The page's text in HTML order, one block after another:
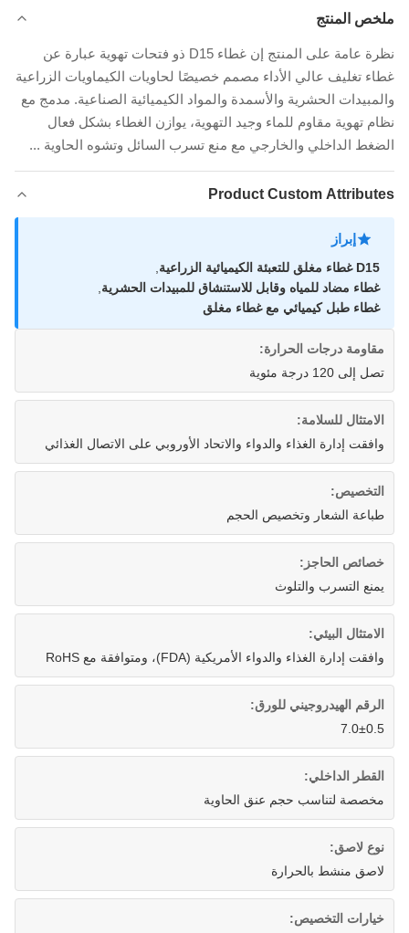
ملخص المنتج
نظرة عامة على المنتج إن غطاء D15 ذو فتحات تهوية عبارة عن
غطاء تغليف عالي الأداء مصمم خصيصًا لحاويات الكيماويات الزراعية
والمبيدات الحشرية والأسمدة والمواد الكيميائية الصناعية. مدمج مع
نظام تهوية مقاوم للماء وجيد التهوية، يوازن الغطاء بشكل فعال
الضغط الداخلي والخارجي مع منع تسرب السائل وتشوه الحاوية ...
Product Custom Attributes
إبراز
D15 غطاء مغلق للتعبئة الكيميائية الزراعية
غطاء مضاد للمياه وقابل للاستنشاق للمبيدات الحشرية
غطاء طبل كيميائي مع غطاء مغلق
مقاومة درجات الحرارة:
تصل إلى 120 درجة مئوية
الامتثال للسلامة:
وافقت إدارة الغذاء والدواء والاتحاد الأوروبي على الاتصال الغذائي
التخصيص:
طباعة الشعار وتخصيص الحجم
خصائص الحاجز:
يمنع التسرب والتلوث
الامتثال البيئي:
وافقت إدارة الغذاء والدواء الأمريكية (FDA)، ومتوافقة مع RoHS
الرقم الهيدروجيني للورق:
7.0±0.5
القطر الداخلي:
مخصصة لتناسب حجم عنق الحاوية
نوع لاصق:
لاصق منشط بالحرارة
خيارات التخصيص: